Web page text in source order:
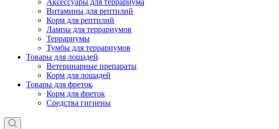
Аксессуары для террариума
Витамины для рептилий
Корм для рептилий
Лампы для террариумов
Террариумы
Тумбы для террариумов
Товары для лошадей
Ветеринарные препараты
Корм для лошадей
Товары для фреток
Корм для фреток
Средства гигиены